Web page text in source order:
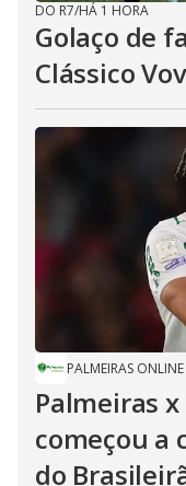
DO R7/HÁ 1 HORA
Golaço de
Clássico
PALMEIRAS ONLINE
Palmeiras
começou a
do